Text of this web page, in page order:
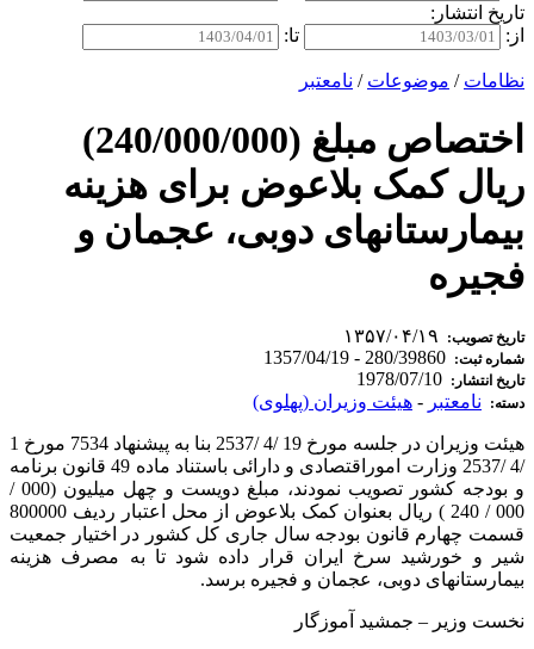
تاریخ انتشار:
از:
تا:
نظامات / موضوعات / نامعتبر
اختصاص مبلغ (240/000/000)
ریال کمک بلاعوض برای هزینه
بیمارستانهای دوبی، عجمان و
فجیره
تاریخ تصویب: ۱۳۵۷/۰۴/۱۹
شماره ثبت: 280/39860 - 1357/04/19
تاریخ انتشار: 1978/07/10
دسته: نامعتبر - هیئت وزیران (پهلوی)
هیئت وزیران در جلسه مورخ 19 /4 /2537 بنا به پیشنهاد 7534 مورخ 1
/4 /2537 وزارت اموراقتصادی و دارائی باستناد ماده 49 قانون برنامه
و بودجه کشور تصویب نمودند، مبلغ دویست و چهل میلیون (000 /
000 / 240 ) ریال بعنوان کمک بلاعوض از محل اعتبار ردیف 800000
قسمت چهارم قانون بودجه سال جاری کل کشور در اختیار جمعیت
شیر و خورشید سرخ ایران قرار داده شود تا به مصرف هزینه
بیمارستانهای دوبی، عجمان و فجیره برسد.
نخست وزیر – جمشید آموزگار